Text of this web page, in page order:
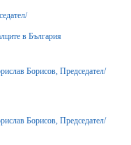
в България
Борисов, Председател/
Борисов, Председател/